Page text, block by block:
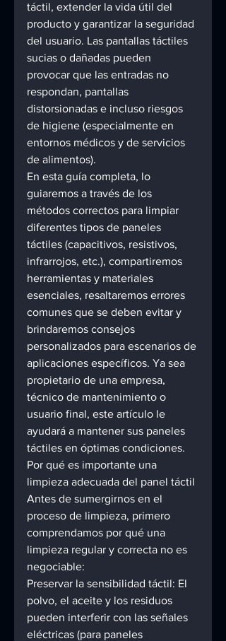
táctil, extender la vida útil del
producto y garantizar la seguridad
del usuario. Las pantallas táctiles
sucias o dañadas pueden
provocar que las entradas no
respondan, pantallas
distorsionadas e incluso riesgos
de higiene (especialmente en
entornos médicos y de servicios
de alimentos).
En esta guía completa, lo
guiaremos a través de los
métodos correctos para limpiar
diferentes tipos de paneles
táctiles (capacitivos, resistivos,
infrarrojos, etc.), compartiremos
herramientas y materiales
esenciales, resaltaremos errores
comunes que se deben evitar y
brindaremos consejos
personalizados para escenarios de
aplicaciones específicos. Ya sea
propietario de una empresa,
técnico de mantenimiento o
usuario final, este artículo le
ayudará a mantener sus paneles
táctiles en óptimas condiciones.
Por qué es importante una
limpieza adecuada del panel táctil
Antes de sumergirnos en el
proceso de limpieza, primero
comprendamos por qué una
limpieza regular y correcta no es
negociable:
Preservar la sensibilidad táctil: El
polvo, el aceite y los residuos
pueden interferir con las señales
eléctricas (para paneles